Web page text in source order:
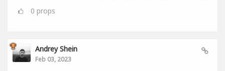
0 props
Andrey Shein
Feb 03, 2023